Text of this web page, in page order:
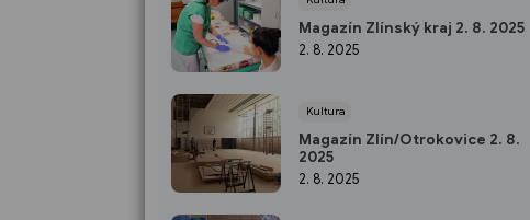
Magazín Zlínský kraj 2. 8. 2025
2. 8. 2025
Kultura
Magazín Zlín/Otrokovice 2. 8.
2025
2. 8. 2025